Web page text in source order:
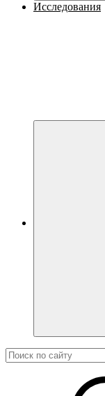
Исследования